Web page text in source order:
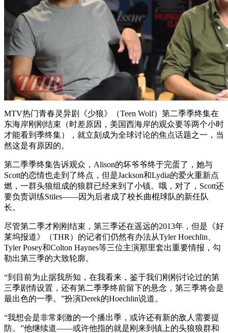
MTV热门青春灵异剧《少狼》（Teen Wolf）第二季季终集在
东海岸刚刚结束（时差原因，美国西海岸的观众要等两个小时
才能看到季终集），就立刻成为全球讨论的焦点话题之一，当
然这是有原因的。
第二季季终集告诉观众，Alison的坏爷爷终于完蛋了，她与
Scott的恋情也走到了终点，但是Jackson和Lydia的爱火重新点
燃，一群头狼组成的狼群已经来到了小镇。哦，对了，Scott还
要负责训练Stiles——因为后者成了校长曲棍球队的新任队
长。
尽管第二季才刚刚结束，第三季还在遥远的2013年，但是《好
莱坞报道》（THR）的记者们仍然有办法从Tyler Hoechlin、
Tyler Posey和Colton Haynes等三位主演那里套出重要情报，勾
勒出第三季的大致轮廓。
“到目前为止据我所知，在我看来，鉴于我们刚刚讨论过的第
三季剧情设置，还有第二季季终前留下的悬念，第三季将会是
最出色的一季。”扮演Derek的Hoechlin说道。
“我想会是非常刺激的一个播出季，或许还有新的敌人需要提
防。”他继续道——或许他指的就是刚来到镇上的头狼狼群和